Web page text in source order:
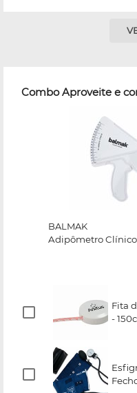
Combo Aproveite e
BALMAK
Adipômetro
Fita
-